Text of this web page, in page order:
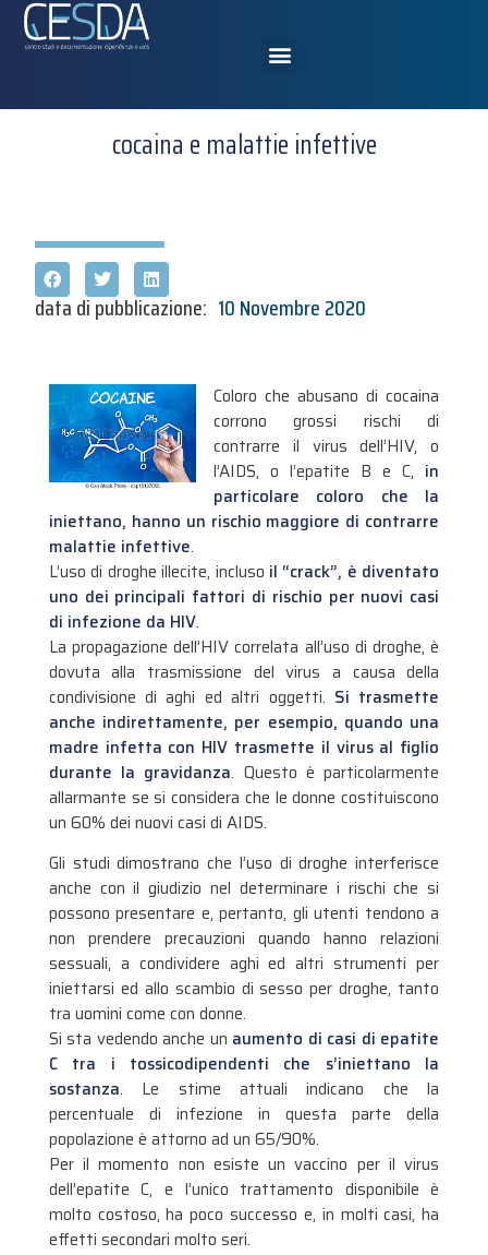
cocaina e malattie infettive
data di pubblicazione: 10 Novembre 2020
Coloro che abusano di cocaina
corrono grossi rischi di
contrarre il virus dell’HIV, o
l’AIDS, o l’epatite B e C, in
particolare coloro che la
iniettano, hanno un rischio maggiore di contrarre
malattie infettive.
L’uso di droghe illecite, incluso il “crack”, è diventato
uno dei principali fattori di rischio per nuovi casi
di infezione da HIV.
La propagazione dell’HIV correlata all’uso di droghe, è
dovuta alla trasmissione del virus a causa della
condivisione di aghi ed altri oggetti. Si trasmette
anche indirettamente, per esempio, quando una
madre infetta con HIV trasmette il virus al figlio
durante la gravidanza. Questo è particolarmente
allarmante se si considera che le donne costituiscono
un 60% dei nuovi casi di AIDS.
Gli studi dimostrano che l’uso di droghe interferisce
anche con il giudizio nel determinare i rischi che si
possono presentare e, pertanto, gli utenti tendono a
non prendere precauzioni quando hanno relazioni
sessuali, a condividere aghi ed altri strumenti per
iniettarsi ed allo scambio di sesso per droghe, tanto
tra uomini come con donne.
Si sta vedendo anche un aumento di casi di epatite
C tra i tossicodipendenti che s’iniettano la
sostanza. Le stime attuali indicano che la
percentuale di infezione in questa parte della
popolazione è attorno ad un 65/90%.
Per il momento non esiste un vaccino per il virus
dell’epatite C, e l’unico trattamento disponibile è
molto costoso, ha poco successo e, in molti casi, ha
effetti secondari molto seri.